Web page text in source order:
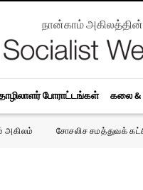
நான்காம்
போராட்டங்கள் கலை &
அகிலம் சோசலிச சமத்துவக்